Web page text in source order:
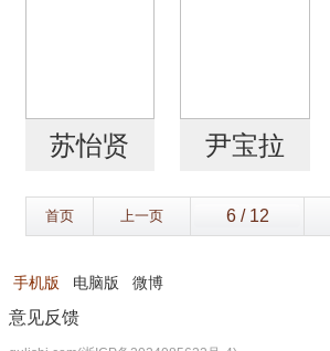
苏怡贤 尹宝拉
首页 上一页
手机版 电脑版 微博
意见反馈